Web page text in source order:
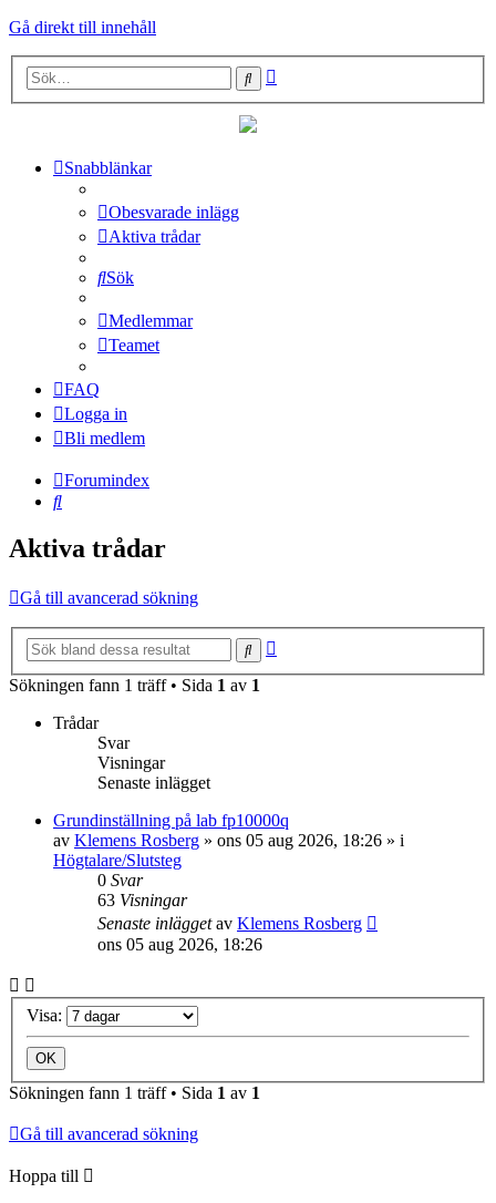
Gå direkt till innehåll
Sök
Snabblänkar
Obesvarade inlägg
Aktiva trådar
Sök
Medlemmar
Teamet
FAQ
Logga in
Bli medlem
Forumindex
Sök
Aktiva trådar
Gå till avancerad sökning
Sök
Sökningen fann 1 träff • Sida 1 av 1
Trådar
Svar
Visningar
Senaste inlägget
Grundinställning på lab fp10000q
av Klemens Rosberg » ons 05 aug 2026, 18:26 » i
Högtalare/Slutsteg
0 Svar
63 Visningar
Senaste inläggetav Klemens Rosberg
ons 05 aug 2026, 18:26
Visa:
Sökningen fann 1 träff • Sida 1 av 1
Gå till avancerad sökning
Hoppa till